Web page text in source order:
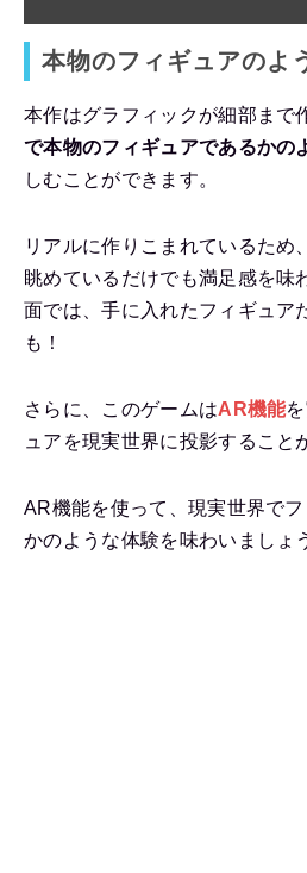
本物のフィギュアのよ
本作はグラフィックが細部まで
で本物のフィギュアであるかの
しむことができます。
リアルに作りこまれているため
眺めているだけでも満足感を味
面では、手に入れたフィギュア
も！
さらに、このゲームはAR機能
ュアを現実世界に投影すること
AR機能を使って、現実世界で
かのような体験を味わいましょ